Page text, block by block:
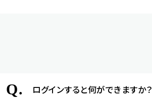
Q. ログインすると何ができますか？